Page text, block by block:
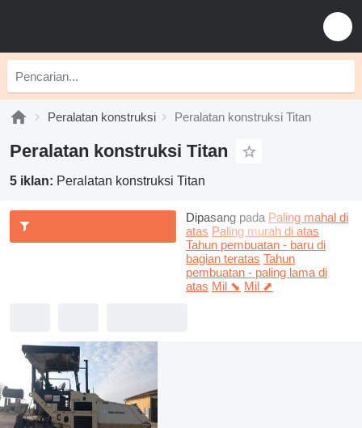
Peralatan konstruksi Peralatan konstruksi Titan
Peralatan konstruksi Titan
5 iklan: Peralatan konstruksi Titan
Dipasang pada Paling mahal di
atas Paling murah di atas
Tahun pembuatan - baru di
bagian teratas Tahun
pembuatan - paling lama di
atas Mil ⬊ Mil ⬈